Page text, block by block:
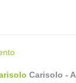
Carisolo -